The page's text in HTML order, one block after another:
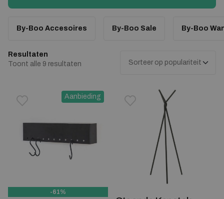
slaapkamer goed tot hun recht komen.
By-Boo Accesoires By-Boo Sale By-Boo
Resultaten
Toont alle 9 resultaten Gesorteerd op populariteit
Aanbieding
Toevoegen aan verlanglijstje
Verwijderen van verlanglijst
-61%
Toevoegen aan
Verwijderen van verlanglijst